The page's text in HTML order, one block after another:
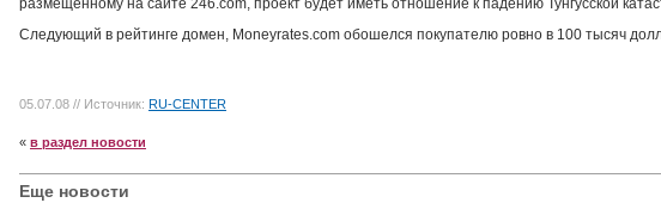
размещенному на сайте 246.com, проект будет иметь отношение к падению Тунгусской
Следующий в рейтинге домен, Moneyrates.com обошелся покупателю ровно в 100 тысяч
05.07.08 // Источник: RU-CENTER
« в раздел новости
Еще новости